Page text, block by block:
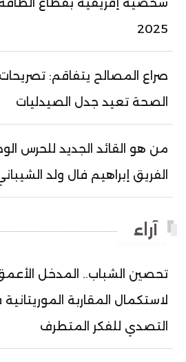
أحمد محمد عبدالرحمن أمين
أحمد محمود محمد المامي النيسان
أحمد هارون الشيخ سيديا
أحمد ولد آبه
أحمد ولد الديه
أحمد ولد السالك
أحمد ولد باهيه
أحمد ولد داداه
أحمد ولد علال
أحمد ولد محمد ديدي
أحمد ولد محمدو
2025
صراع المصالح يتفاقم: تصريحات
الصحة تعيد جدل الصيدليات
من هو القائد الجديد للحرس
الفريق إبراهيم فال ولد
آراء
تحصين الشباب.. المدخل
لاستكمال المقاربة
التصدي للفكر المتطرف